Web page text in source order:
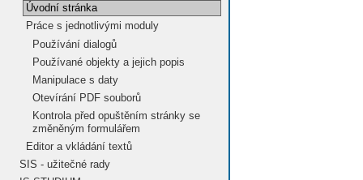
Úvodní stránka
Práce s jednotlivými moduly
Používání dialogů
Používané objekty a jejich popis
Manipulace s daty
Otevírání PDF souborů
Kontrola před opuštěním stránky se
změněným formulářem
Editor a vkládání textů
SIS - užitečné rady